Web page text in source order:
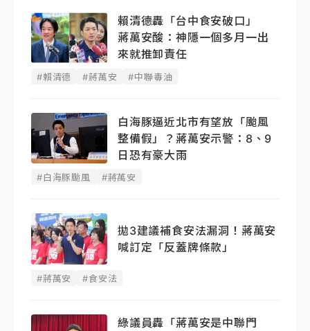
賴清德轟「台中食安破口」
蔣萬安酸：神隱一個多月一出
來就推卸責任
#賴清德 #蔣萬安 #中聯毒油
白海豚逼近北市有望放「颱風
整備假」？蔣萬安示警：8、9
日恐有豪大雨
#白海豚颱風 #蔣萬安
拋3建議補食安法漏洞！蔣萬安
喊訂定「反蓋牌條款」
#蔣萬安 #食安法
綠議員轟「蔣萬安是中聯門